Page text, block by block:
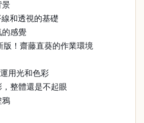
景
線和透視的基礎
的感覺
版！齋藤直葵的作業環境
用光和色彩
，整體還是不起眼
鴉